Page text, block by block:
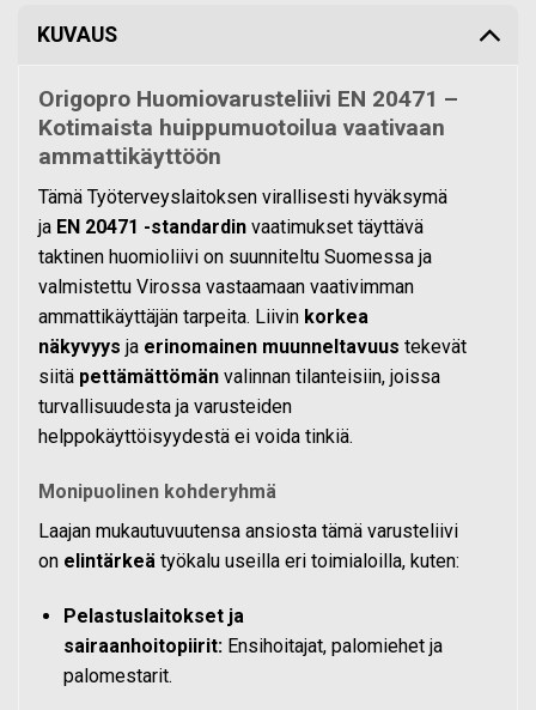
KUVAUS
Origopro Huomiovarusteliivi EN 20471 –
Kotimaista huippumuotoilua vaativaan
ammattikäyttöön
Tämä Työterveyslaitoksen virallisesti hyväksymä
ja EN 20471 -standardin vaatimukset täyttävä
taktinen huomioliivi on suunniteltu Suomessa ja
valmistettu Virossa vastaamaan vaativimman
ammattikäyttäjän tarpeita. Liivin korkea
näkyvyys ja erinomainen muunneltavuus tekevät
siitä pettämättömän valinnan tilanteisiin, joissa
turvallisuudesta ja varusteiden
helppokäyttöisyydestä ei voida tinkiä.
Monipuolinen kohderyhmä
Laajan mukautuvuutensa ansiosta tämä varusteliivi
on elintärkeä työkalu useilla eri toimialoilla, kuten:
Pelastuslaitokset ja
sairaanhoitopiirit:Ensihoitajat, palomiehet ja
palomestarit.